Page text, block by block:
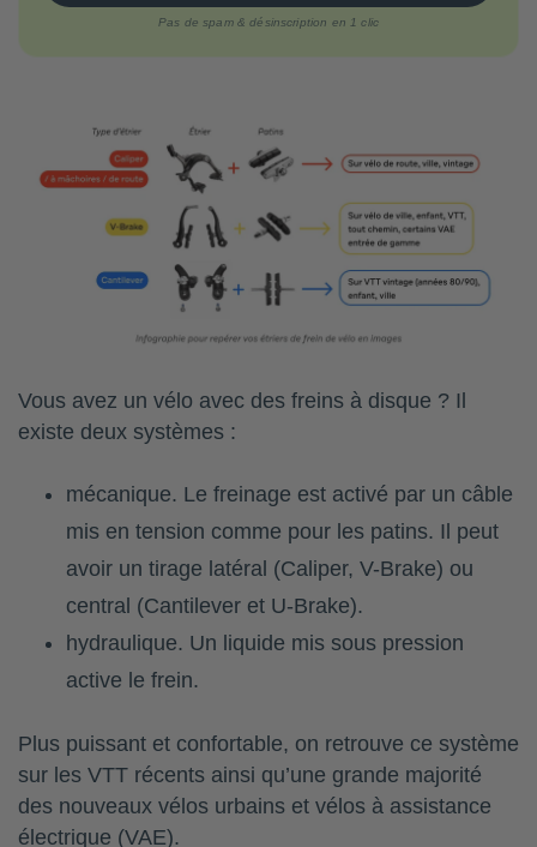
Pas de spam & désinscription en 1 clic
Vous avez un vélo avec des freins à disque ? Il
existe deux systèmes :
mécanique. Le freinage est activé par un câble
mis en tension comme pour les patins. Il peut
avoir un tirage latéral (Caliper, V-Brake) ou
central (Cantilever et U-Brake).
hydraulique. Un liquide mis sous pression
active le frein.
Plus puissant et confortable, on retrouve ce système
sur les VTT récents ainsi qu’une grande majorité
des nouveaux vélos urbains et vélos à assistance
électrique (VAE).